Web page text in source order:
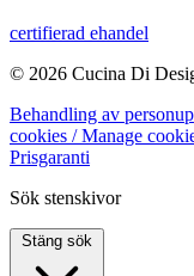
certifierad ehandel
© 2026 Cucina Di
Behandling av
cookies / Manage
Prisgaranti
Sök stenskivor
Stäng sök